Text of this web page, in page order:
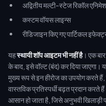
अद्वितीय मल्टी-स्टेज रिकॉल
कस्टम वॉयस लाइन्स
रीडिजाइन किए गए पार्टिकल
यहस्थायी शॉप आइटम भी नहीं है। एक
के बाद, इसे वॉल्ट (बंद) कर दिया जाएगा।
मुख्य रूप से इन हीरोज का उपयोग करते
वास्तविक प्रतिस्पर्धी बढ़त प्रदान करते
आसान हो जाता है, जिसे अनुभवी